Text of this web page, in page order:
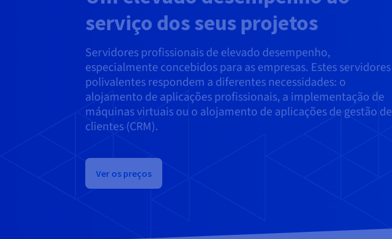
serviço dos seus projetos
Servidores profissionais de elevado desempenho,
especialmente concebidos para as empresas. Estes servidores
polivalentes respondem a diferentes necessidades: o
alojamento de aplicações profissionais, a implementação de
máquinas virtuais ou o alojamento de aplicações de gestão de
clientes (CRM).
Ver os preços